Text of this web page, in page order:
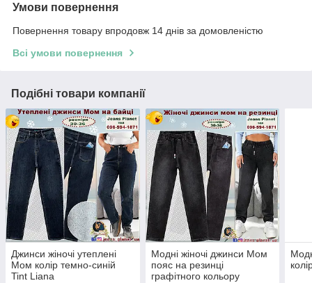
Умови повернення
Повернення товару впродовж 14 днів за домовленістю
Всі умови повернення
Подібні товари компанії
Джинси жіночі утеплені
Мом колір темно-синій
Tint Liana
Модні жіночі джинси Мом
пояс на резинці
графітного кольору